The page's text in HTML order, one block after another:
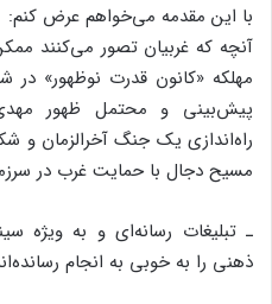
با این مقدمه می‌خواهم عرض کنم:
آنچه که غربیان تصور می‌کنند
مهلکه «کانون قدرت نوظهور» در
پیش‌بینی و محتمل ظهور
راه‌اندازی یک جنگ آخرالزمان و
مسیح دجال با حمایت غرب در
ـ تبلیغات رسانه‌ای و به ویژه
ذهنی را به خوبی به انجام